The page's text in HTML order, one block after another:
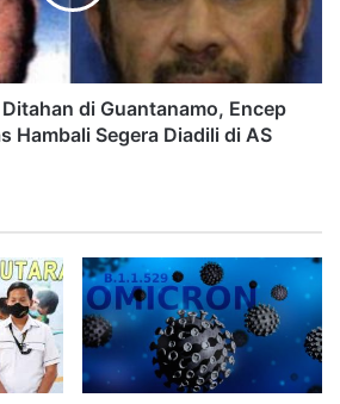
di Guantanamo, Encep
Hambali Segera Diadili di AS